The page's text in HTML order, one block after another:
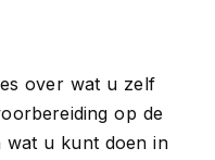
over wat u zelf
op de
wat u kunt doen in